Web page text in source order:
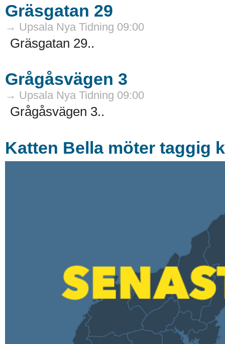
Gräsgatan 29
→ Upsala Nya Tidning 09:00
Gräsgatan 29..
Grågåsvägen 3
→ Upsala Nya Tidning 09:00
Grågåsvägen 3..
Katten Bella möter taggig